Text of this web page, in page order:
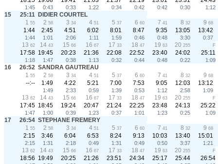
1:45 0:43 0:33 1:22 0:34 0:42 0:42 0:30 1:12
15 25:11 DIDIER COURTEL
1 55 2 58 3 34 4 51 5 37 6 60 7 41 8 32 9 68
1:44 2:45 4:51 6:02 8:01 8:47 9:35 13:05 13:42
1:44 1:01 2:06 1:11 1:59 0:46 0:48 3:30 0:37
13 62 14 43 15 66 16 67 17 33 18 47 19 63 20 255 F
17:58 19:45 20:23 21:36 22:08 22:52 23:40 24:02 25:11
1:18 1:47 0:38 1:13 0:32 0:44 0:48 0:22 1:09
16 26:52 SANDRA GAUTREAU
1 55 2 58 3 34 4 51 5 37 6 60 7 41 8 32 9 68
--:-- 1:49 4:22 5:21 7:00 7:53 9:05 12:03 13:12
1:49 2:33 0:59 1:39 0:53 1:12 2:58 1:09
13 62 14 43 15 66 16 67 17 33 18 47 19 63 20 255 F
17:45 18:45 19:24 20:47 21:24 22:25 23:48 24:13 25:22
1:47 1:00 0:39 1:23 0:37 1:01 1:23 0:25 1:09
17 26:54 STEPHANE FREMERY
1 55 2 58 3 34 4 51 5 37 6 60 7 41 8 32 9 68
2:15 3:46 6:04 6:53 8:24 9:13 10:03 13:40 15:01
2:15 1:31 2:18 0:49 1:31 0:49 0:50 3:37 1:21
13 62 14 43 15 66 16 67 17 33 18 47 19 63 20 255 F
18:56 19:49 20:25 21:26 23:51 24:34 25:17 25:44 26:54